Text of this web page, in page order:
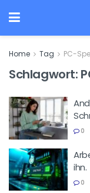
Home Tag PC-
Schlagwort:
0
ihn.
0